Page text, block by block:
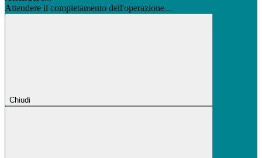
Attendere il completamento dell'operazione...
Chiudi